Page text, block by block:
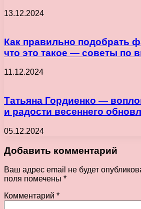
13.12.2024
Как правильно подобрать
что это такое — советы по
11.12.2024
Татьяна Гордиенко —
и радости весеннего
05.12.2024
Добавить комментарий
Ваш адрес email не будет
поля помечены *
Комментарий *